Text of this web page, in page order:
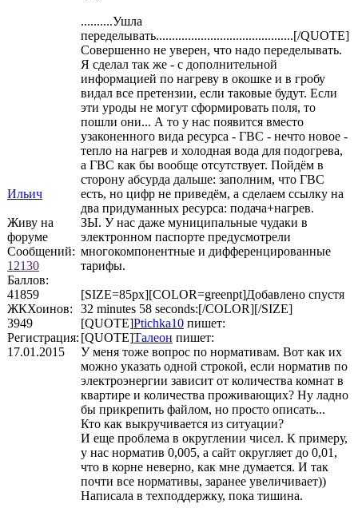
Ильич
Живу на
форуме
Сообщений:
12130
Баллов:
41859
ЖКХоинов:
3949
Регистрация:
17.01.2015
..........Ушла
переделывать...........................................[/QUOTE]
Совершенно не уверен, что надо переделывать.
Я сделал так же - с дополнительной
информацией по нагреву в окошке и в гробу
видал все претензии, если таковые будут. Если
эти уроды не могут сформировать поля, то
пошли они... А то у нас появится вместо
узаконенного вида ресурса - ГВС - нечто новое -
тепло на нагрев и холодная вода для подогрева,
а ГВС как бы вообще отсутствует. Пойдём в
сторону абсурда дальше: заполним, что ГВС
есть, но цифр не приведём, а сделаем ссылку на
два придуманных ресурса: подача+нагрев.
ЗЫ. У нас даже муниципальные чудаки в
электронном паспорте предусмотрели
многокомпонентные и дифференцированные
тарифы.
[SIZE=85px][COLOR=greenpt]Добавлено спустя
32 minutes 58 seconds:[/COLOR][/SIZE]
[QUOTE]Ptichka10 пишет:
[QUOTE]Талеон пишет:
У меня тоже вопрос по нормативам. Вот как их
можно указать одной строкой, если норматив по
электроэнергии зависит от количества комнат в
квартире и количества проживающих? Ну ладно
бы прикрепить файлом, но просто описать...
Кто как выкручивается из ситуации?
И еще проблема в округлении чисел. К примеру,
у нас норматив 0,005, а сайт округляет до 0,01,
что в корне неверно, как мне думается. И так
почти все нормативы, заранее увеличивает))
Написала в техподдержку, пока тишина.